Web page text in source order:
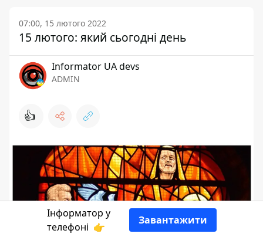
07:00, 15 лютого 2022
15 лютого: який сьогодні день
Informator UA devs
ADMIN
👍
Інформатор у
телефоні 👉
Завантажити